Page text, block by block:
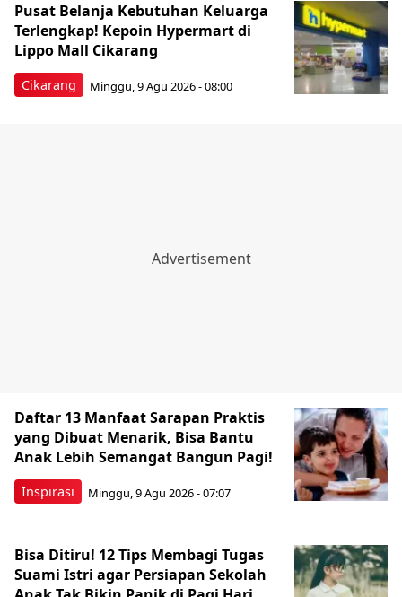
Cikarang
Pusat Belanja Kebutuhan Keluarga
Terlengkap! Kepoin Hypermart di
Lippo Mall Cikarang
Minggu, 9 Agu 2026 - 08:00
Inspirasi
Daftar 13 Manfaat Sarapan Praktis
yang Dibuat Menarik, Bisa Bantu
Anak Lebih Semangat Bangun Pagi!
Minggu, 9 Agu 2026 - 07:07
Bisa Ditiru! 12 Tips Membagi Tugas
Suami Istri agar Persiapan Sekolah